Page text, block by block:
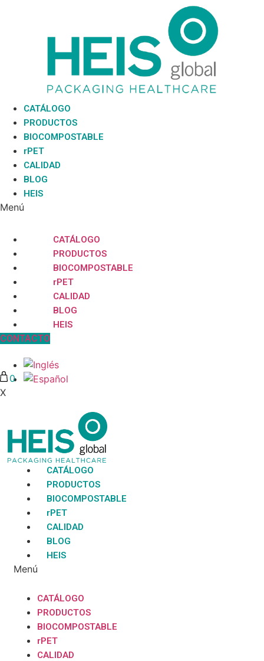
CATÁLOGO
PRODUCTOS
BIOCOMPOSTABLE
rPET
CALIDAD
BLOG
HEIS
Menú
CATÁLOGO
PRODUCTOS
BIOCOMPOSTABLE
rPET
CALIDAD
BLOG
HEIS
CONTACTO
0
X
CATÁLOGO
PRODUCTOS
BIOCOMPOSTABLE
rPET
CALIDAD
BLOG
HEIS
Menú
CATÁLOGO
PRODUCTOS
BIOCOMPOSTABLE
rPET
CALIDAD